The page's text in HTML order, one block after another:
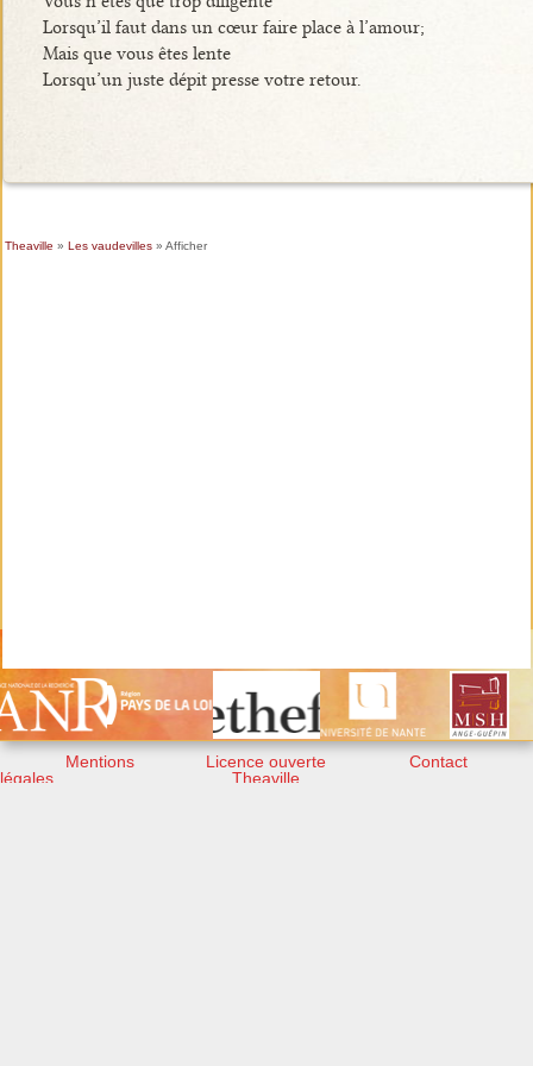
Lorsqu’il faut dans un cœur faire place à l’amour;
Mais que vous êtes lente
Lorsqu’un juste dépit presse votre retour.
Theaville » Les vaudevilles» Afficher
Mentions
légales
Licence ouverte
Theaville
Contact